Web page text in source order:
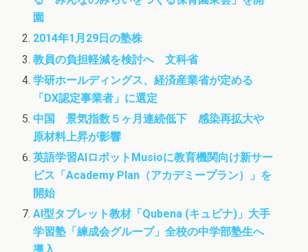
園
2014年1月29日の塾株
教員の負担軽減を検討へ 文科省
学研ホールディングス、経済産業省が定める
「DX認定事業者」に選定
中国 景気指数５ヶ月連続低下 感染再拡大や
原材料上昇が影響
英語学習AIロボットMusioに教育機関向け新サー
ビス「Academy Plan（アカデミープラン）」を
開始
AI型タブレット教材「Qubena (キュビナ)」大手
学習塾「練成会グループ」全校の中学部塾生へ